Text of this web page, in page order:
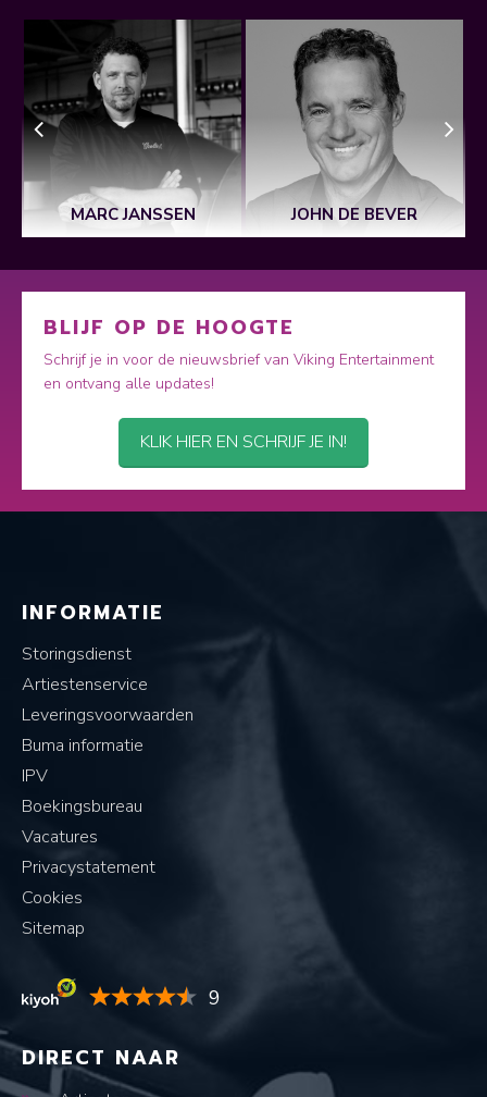
MARC JANSSEN JOHN DE BEVER
BLIJF OP DE HOOGTE
Schrijf je in voor de nieuwsbrief van Viking Entertainment
en ontvang alle updates!
KLIK HIER EN SCHRIJF JE IN!
INFORMATIE
Storingsdienst
Artiestenservice
Leveringsvoorwaarden
Buma informatie
IPV
Boekingsbureau
Vacatures
Privacystatement
Cookies
Sitemap
9
DIRECT NAAR